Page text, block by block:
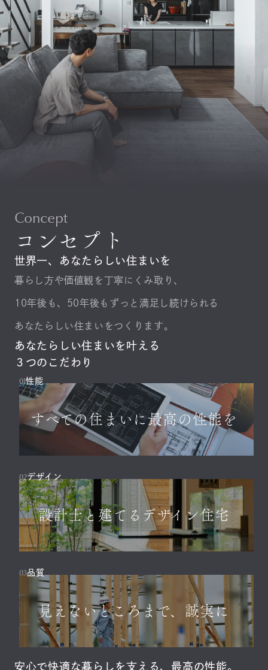
Concept
コンセプト
世界一、あなたらしい住まいを
暮らし方や価値観を丁寧にくみ取り、
10年後も、50年後もずっと満足し続けられる
あなたらしい住まいをつくります。
あなたらしい住まいを叶える
３つのこだわり
01性能
すべての住まいに最高の性能を
02デザイン
設計士と建てるデザイン住宅
03品質
見えないところまで、誠実に
安心で快適な暮らしを支える、最高の性能。